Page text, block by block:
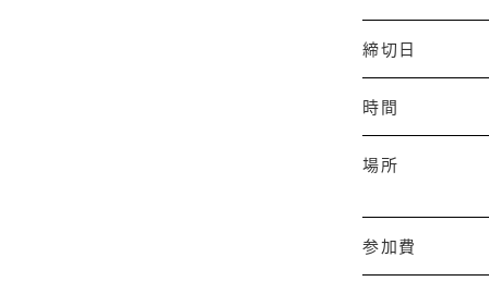
締切日
時間
場所
参加費